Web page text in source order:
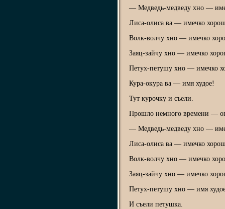
— Медведь-медведy хно —
Лиса-олисa ва — имечко
Волк-волчy хно — имечко
Заяц-зайчy хно — имечко
Петух-петушy хно — имечко
Кура-окурa ва — имя худое!
Тут курочку и съели.
Прошло немного времени —
— Медведь-медведy хно —
Лиса-олисa ва — имечко
Волк-волчy хно — имечко
Заяц-зайчy хно — имечко
Петух-петушy хно — имя
И съели петушка.